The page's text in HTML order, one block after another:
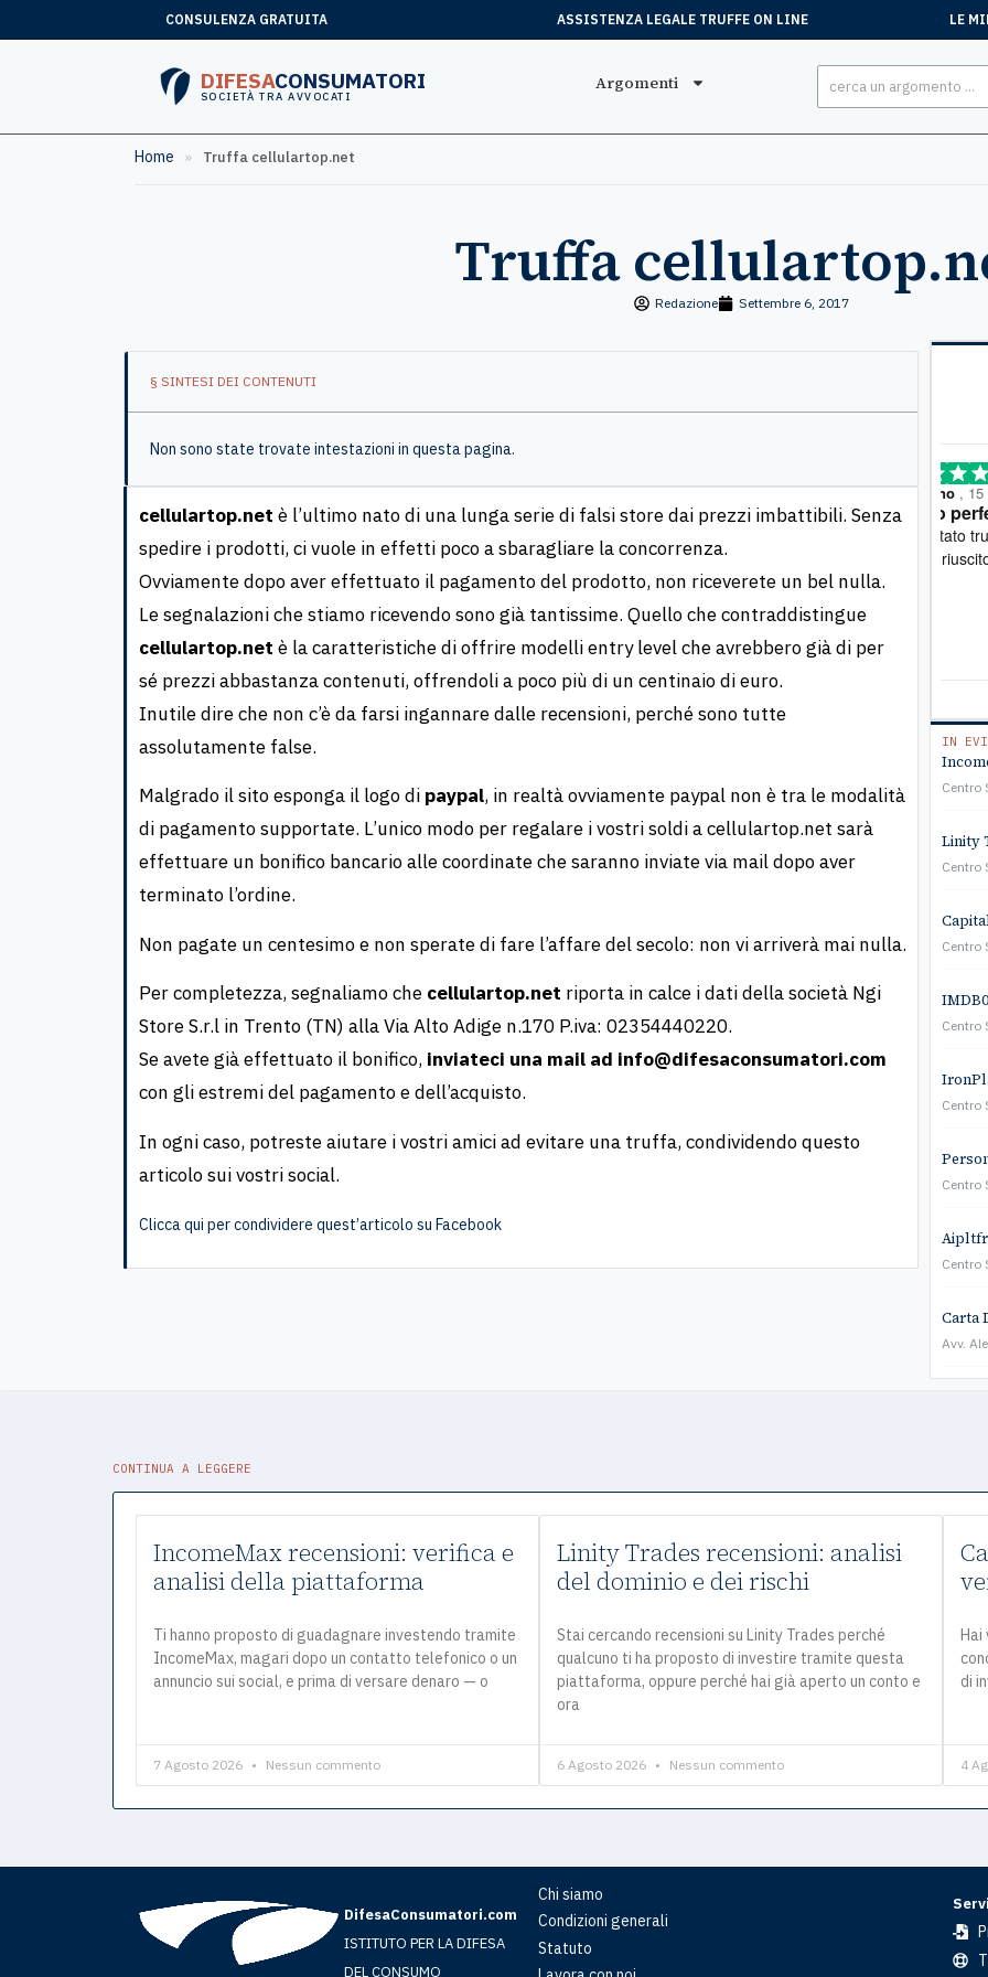
CONSULENZA GRATUITA ASSISTENZA LEGALE TRUFFE ON LINE LE
DIFESACONSUMATORI
SOCIETÀ TRA AVVOCATI
Argomenti
Home » Truffa cellulartop.net
Truffa
Redazione Settembre 6, 2017
§ SINTESI DEI CONTENUTI
Non sono state trovate intestazioni in questa pagina.
cellulartop.net è l’ultimo nato di una lunga serie di falsi store dai prezzi imbattibili. Senza
spedire i prodotti, ci vuole in effetti poco a sbaragliare la concorrenza.
Ovviamente dopo aver effettuato il pagamento del prodotto, non riceverete un bel nulla.
Le segnalazioni che stiamo ricevendo sono già tantissime. Quello che contraddistingue
cellulartop.net è la caratteristiche di offrire modelli entry level che avrebbero già di per
sé prezzi abbastanza contenuti, offrendoli a poco più di un centinaio di euro.
Inutile dire che non c’è da farsi ingannare dalle recensioni, perché sono tutte
assolutamente false.
Malgrado il sito esponga il logo di paypal, in realtà ovviamente paypal non è tra le modalità
di pagamento supportate. L’unico modo per regalare i vostri soldi a cellulartop.net sarà
effettuare un bonifico bancario alle coordinate che saranno inviate via mail dopo aver
terminato l’ordine.
Non pagate un centesimo e non sperate di fare l’affare del secolo: non vi arriverà mai nulla.
Per completezza, segnaliamo che cellulartop.net riporta in calce i dati della società Ngi
Store S.r.l in Trento (TN) alla Via Alto Adige n.170 P.iva: 02354440220.
Se avete già effettuato il bonifico, inviateci una mail ad info@difesaconsumatori.com
con gli estremi del pagamento e dell’acquisto.
In ogni caso, potreste aiutare i vostri amici ad evitare una truffa, condividendo questo
articolo sui vostri social.
Clicca qui per condividere quest’articolo su Facebook
Stefano , 15 Luglio
Tutto perfetto
Ero stato truffato. Mi sono rivolto all'associazione e
sono riuscito a ottenere soddisfazione
Mi sono
IN
Centro
Linity
Centro
Centro
Centro
Centro
Centro
Centro
Carta
Avv.
CONTINUA A LEGGERE
IncomeMax recensioni: verifica e
analisi della piattaforma
Ti hanno proposto di guadagnare investendo tramite
IncomeMax, magari dopo un contatto telefonico o un
annuncio sui social, e prima di versare denaro — o
7 Agosto 2026 Nessun commento
Linity Trades recensioni: analisi
del dominio e dei rischi
Stai cercando recensioni su Linity Trades perché
qualcuno ti ha proposto di investire tramite questa
piattaforma, oppure perché hai già aperto un conto e
ora
6 Agosto 2026 Nessun commento
Hai
di
4
DifesaConsumatori.com
ISTITUTO PER LA DIFESA
DEL CONSUMO
Chi siamo
Condizioni generali
Statuto